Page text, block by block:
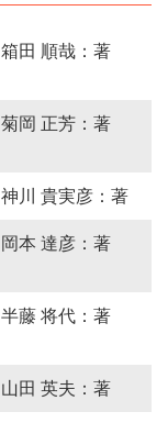
箱田 順哉：著
菊岡 正芳：著
神川 貴実彦：著
岡本 達彦：著
半藤 将代：著
山田 英夫：著